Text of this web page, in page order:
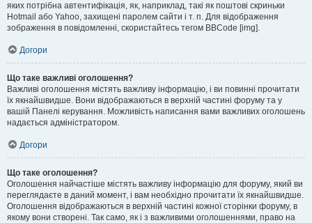
яких потрібна автентифікація, як, наприклад, такі як поштові скриньки
Hotmail або Yahoo, захищені паролем сайти і т. п. Для відображення
зображення в повідомленні, скористайтесь тегом BBCode [img].
Догори
Що таке важливі оголошення?
Важливі оголошення містять важливу інформацію, і ви повинні прочитати
їх якнайшвидше. Вони відображаються в верхній частині форуму та у
вашій Панелі керування. Можливість написання вами важливих оголошень
надається адміністратором.
Догори
Що таке оголошення?
Оголошення найчастіше містять важливу інформацію для форуму, який ви
переглядаєте в даний момент, і вам необхідно прочитати їх якнайшвидше.
Оголошення відображаються в верхній частині кожної сторінки форуму, в
якому вони створені. Так само, як і з важливими оголошеннями, право на